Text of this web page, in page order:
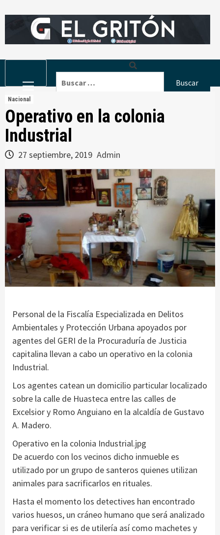
to
Menu
Nacional
Operativo en la colonia
Industrial
27 septiembre, 2019 Admin
Personal de la Fiscalía Especializada en Delitos
Ambientales y Protección Urbana apoyados por
agentes del GERI de la Procuraduría de Justicia
capitalina llevan a cabo un operativo en la colonia
Industrial.
Los agentes catean un domicilio particular localizado
sobre la calle de Huasteca entre las calles de
Excelsior y Romo Anguiano en la alcaldía de Gustavo
A. Madero.
Operativo en la colonia Industrial.jpg
De acuerdo con los vecinos dicho inmueble es
utilizado por un grupo de santeros quienes utilizan
animales para sacrificarlos en rituales.
Hasta el momento los detectives han encontrado
varios huesos, un cráneo humano que será analizado
para verificar si es de utilería así como machetes y